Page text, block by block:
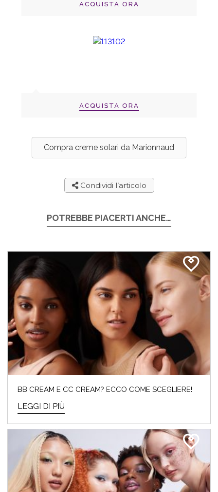
ACQUISTA ORA
ACQUISTA ORA
Compra creme solari da Marionnaud
Condividi l’articolo
POTREBBE PIACERTI ANCHE…
BB CREAM E CC CREAM? ECCO COME SCEGLIERE!
LEGGI DI PIÙ